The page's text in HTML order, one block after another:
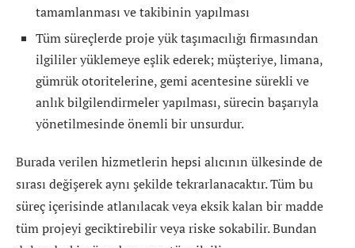
tamamlanması ve takibinin yapılması
Tüm süreçlerde proje yük taşımacılığı firmasından
ilgililer yüklemeye eşlik ederek; müşteriye, limana,
gümrük otoritelerine, gemi acentesine sürekli ve
anlık bilgilendirmeler yapılması, sürecin başarıyla
yönetilmesinde önemli bir unsurdur.
Burada verilen hizmetlerin hepsi alıcının ülkesinde de
sırası değişerek aynı şekilde tekrarlanacaktır. Tüm bu
süreç içerisinde atlanılacak veya eksik kalan bir madde
tüm projeyi geciktirebilir veya riske sokabilir. Bundan